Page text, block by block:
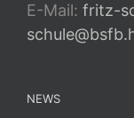
E-Mail: fritz-
NEWS